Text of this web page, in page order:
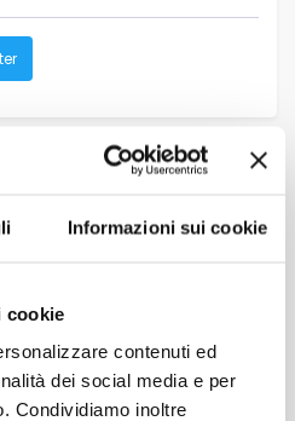
Informazioni sui cookie
cookie
contenuti ed
dei social media e per
Condividiamo inoltre